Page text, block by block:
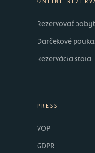
ONLINE
Rezervovať pobyt
Darčekové
Rezervácia stola
PRESS
VOP
GDPR